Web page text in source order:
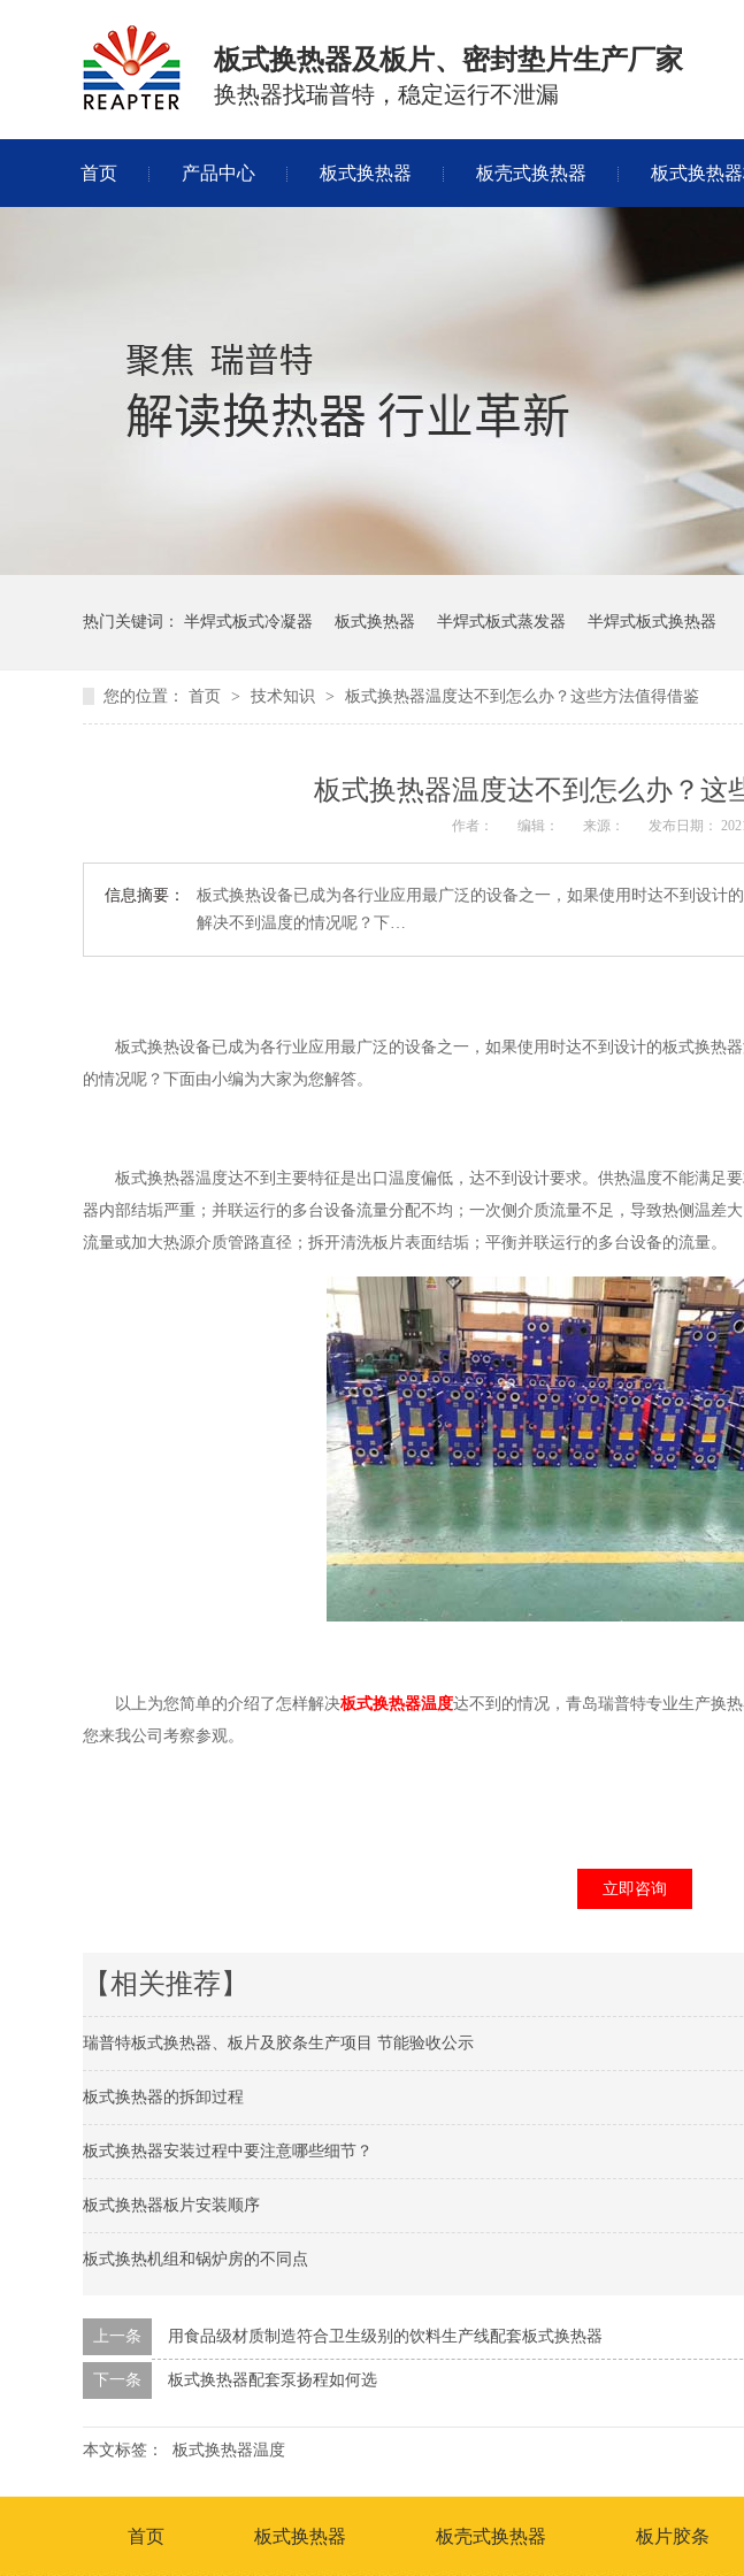
板式换热器及板片、密封垫片生产厂家
换热器找瑞普特，稳定运行不泄漏
首页 产品中心 板式换热器 板壳式换热器 板式换热
热门关键词： 半焊式板式冷凝器 板式换热器 半焊式板式蒸发器 半焊式板式换热器
您的位置： 首页 > 技术知识 > 板式换热器温度达不到怎么办？这些方法值得借鉴
板式换热器温度达不到怎么办？这
作者： 编辑： 来源： 发布日期：
信息摘要：
板式换热设备已成为各行业应用最广泛的设备之一，如果使用时达不到设计
解决不到温度的情况呢？下…
板式换热设备已成为各行业应用最广泛的设备之一，如果使用时达不到设计的板式换热
的情况呢？下面由小编为大家为您解答。
板式换热器温度达不到主要特征是出口温度偏低，达不到设计要求。供热温度不能满足
器内部结垢严重；并联运行的多台设备流量分配不均；一次侧介质流量不足，导致热侧温差
流量或加大热源介质管路直径；拆开清洗板片表面结垢；平衡并联运行的多台设备的流量。
以上为您简单的介绍了怎样解决板式换热器温度达不到的情况，青岛瑞普特专业生产换
您来我公司考察参观。
立即咨询
【相关推荐】
瑞普特板式换热器、板片及胶条生产项目 节能验收公示
板式换热器的拆卸过程
板式换热器安装过程中要注意哪些细节？
板式换热器板片安装顺序
板式换热机组和锅炉房的不同点
上一条 用食品级材质制造符合卫生级别的饮料生产线配套板式换热器
下一条 板式换热器配套泵扬程如何选
本文标签： 板式换热器温度
首页 板式换热器 板壳式换热器 板片胶条